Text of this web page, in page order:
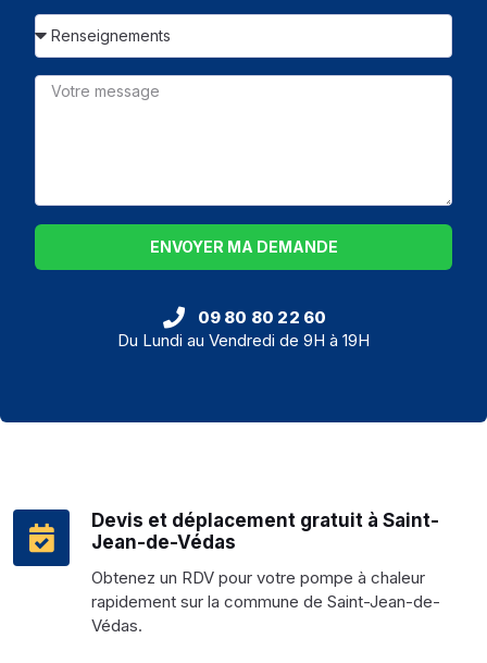
Devis et déplacement gratuit à Saint-
Jean-de-Védas
Obtenez un RDV pour votre pompe à chaleur
rapidement sur la commune de Saint-Jean-de-
Védas.
ENVOYER MA DEMANDE
09 80 80 22 60
Du Lundi au Vendredi de 9H à 19H